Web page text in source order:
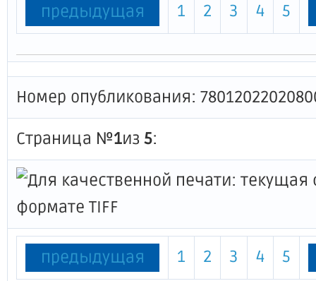
предыдущая 1 2 3 4 5
Номер опубликования:
Страница №1из 5:
предыдущая 1 2 3 4 5